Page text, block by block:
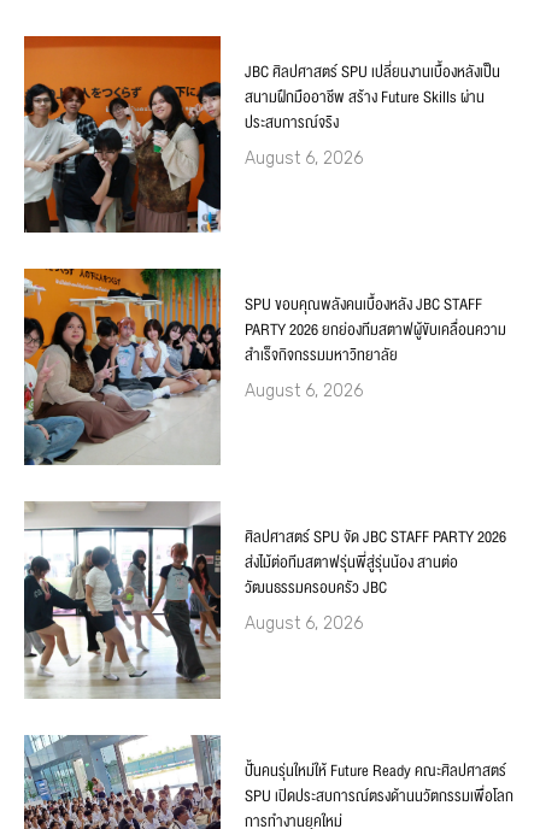
JBC ศิลปศาสตร์ SPU เปลี่ยนงานเบื้องหลังเป็น
สนามฝึกมืออาชีพ สร้าง Future Skills ผ่าน
ประสบการณ์จริง
August 6, 2026
SPU ขอบคุณพลังคนเบื้องหลัง JBC STAFF
PARTY 2026 ยกย่องทีมสตาฟผู้ขับเคลื่อนความ
สำเร็จกิจกรรมมหาวิทยาลัย
August 6, 2026
ศิลปศาสตร์ SPU จัด JBC STAFF PARTY 2026
ส่งไม้ต่อทีมสตาฟรุ่นพี่สู่รุ่นน้อง สานต่อ
วัฒนธรรมครอบครัว JBC
August 6, 2026
ปั้นคนรุ่นใหม่ให้ Future Ready คณะศิลปศาสตร์
SPU เปิดประสบการณ์ตรงด้านนวัตกรรมเพื่อโลก
การทำงานยุคใหม่